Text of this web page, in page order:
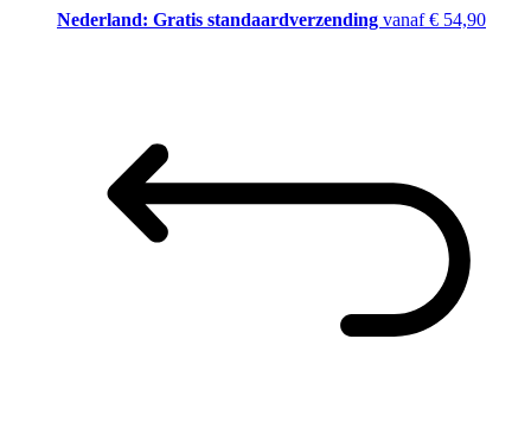
Nederland: Gratis standaardverzending vanaf € 54,90